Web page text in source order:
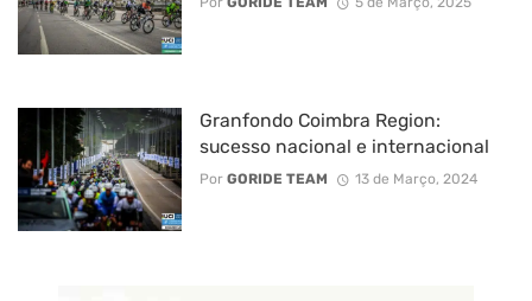
Granfondo Coimbra Region:
sucesso nacional e internacional
Por GORIDE TEAM 13 de Março, 2024